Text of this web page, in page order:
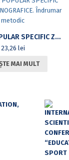
DANSUL POPULAR SPECIFIC ZONELOR ETNOGRAFICE. ÎNDRUMAR METODIC
23,26 lei
MAI MULT